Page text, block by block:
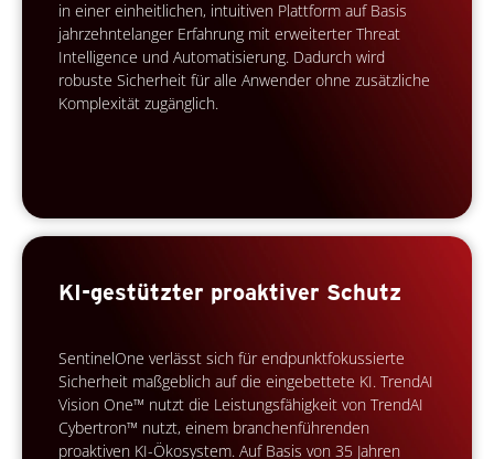
in einer einheitlichen, intuitiven Plattform auf Basis
jahrzehntelanger Erfahrung mit erweiterter Threat
Intelligence und Automatisierung. Dadurch wird
robuste Sicherheit für alle Anwender ohne zusätzliche
Komplexität zugänglich.
KI-gestützter proaktiver Schutz
SentinelOne verlässt sich für endpunktfokussierte
Sicherheit maßgeblich auf die eingebettete KI. TrendAI
Vision One™ nutzt die Leistungsfähigkeit von TrendAI
Cybertron™ nutzt, einem branchenführenden
proaktiven KI-Ökosystem. Auf Basis von 35 Jahren